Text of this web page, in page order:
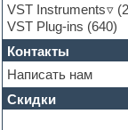
Hands-up samples
Hardstyle
Heavy metal
Hip-hop
House music
Hypersonic
Jazz
VST Instruments
VST Plug-ins (640)
Контакты
Написать нам
Скидки